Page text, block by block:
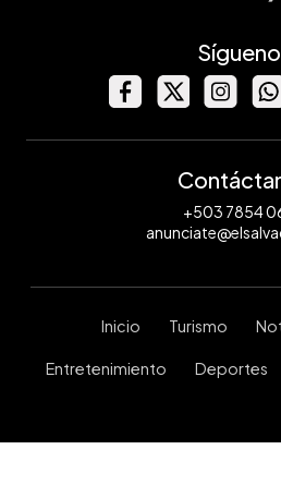
+503 7854
Inicio Turismo
Entretenimiento Deportes